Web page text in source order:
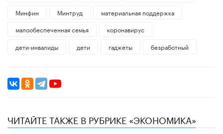
Минфин
Минтруд
материальная поддержка
малообеспеченная семья
коронавирус
дети-инвалиды
дети гаджеты безработный
ЧИТАЙТЕ ТАКЖЕ В РУБРИКЕ «ЭКОНОМИКА»